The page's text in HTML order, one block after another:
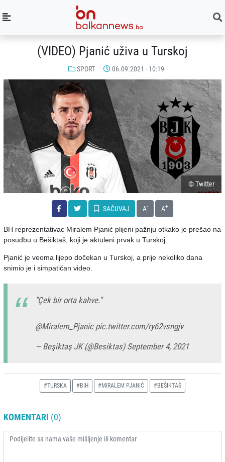
(VIDEO) Pjanić uživa u Turskoj
SPORT 06.09.2021 - 10:19
© Twitter
SAČUVAJ A- A+
BH reprezentativac Miralem Pjanić plijeni pažnju otkako je prešao na
posudbu u Bešiktaš, koji je aktuleni prvak u Turskoj.
Pjanić je veoma lijepo dočekan u Turskoj, a prije nekoliko dana
snimio je i simpatičan video.
"Çek bir orta kahve."
@Miralem_Pjanic pic.twitter.com/ry62vsngjv
— Beşiktaş JK (@Besiktas) September 4, 2021
#TURSKA #BIH #MIRALEM PJANIĆ #BEŠIKTAŠ
KOMENTARI (0)